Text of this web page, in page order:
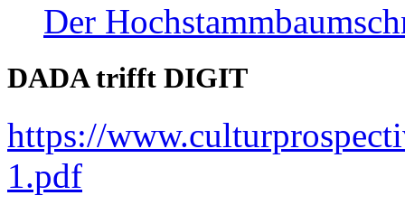
Der
DADA trifft DIGIT
https://
1.pdf